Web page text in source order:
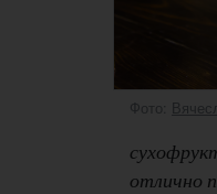
Фото:
отлично